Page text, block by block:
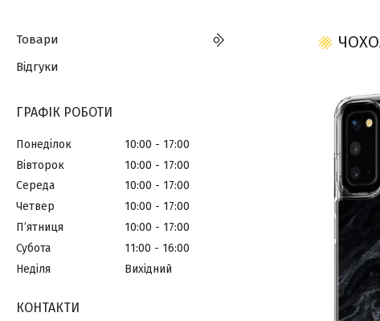
Товари
Відгуки
ГРАФІК РОБОТИ
Понеділок 10:00
17:00
Вівторок
10:00
17:00
Середа
10:00
17:00
Четвер
10:00
17:00
Пʼятниця
10:00
17:00
Субота
11:00
16:00
Неділя
Вихідний
КОНТАКТИ